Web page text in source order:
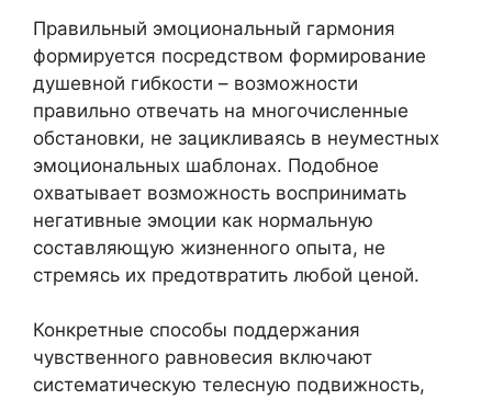
Правильный эмоциональный гармония
формируется посредством формирование
душевной гибкости – возможности
правильно отвечать на многочисленные
обстановки, не зацикливаясь в неуместных
эмоциональных шаблонах. Подобное
охватывает возможность воспринимать
негативные эмоции как нормальную
составляющую жизненного опыта, не
стремясь их предотвратить любой ценой.
Конкретные способы поддержания
чувственного равновесия включают
систематическую телесную подвижность,